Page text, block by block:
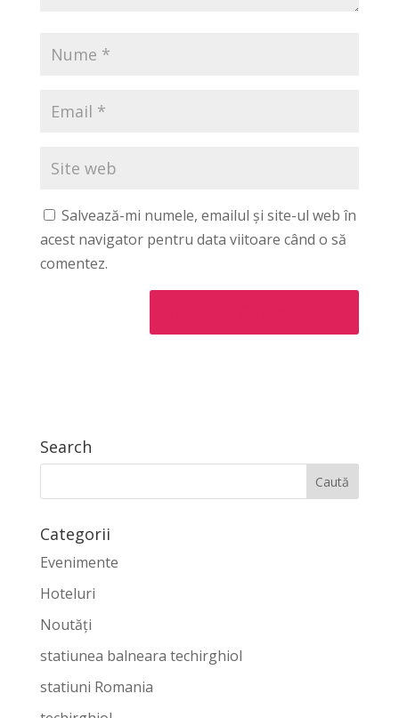
Salvează-mi numele, emailul și site-ul web în
acest navigator pentru data viitoare când o să
comentez.
Search
Categorii
Evenimente
Hoteluri
Noutăți
statiunea balneara techirghiol
statiuni Romania